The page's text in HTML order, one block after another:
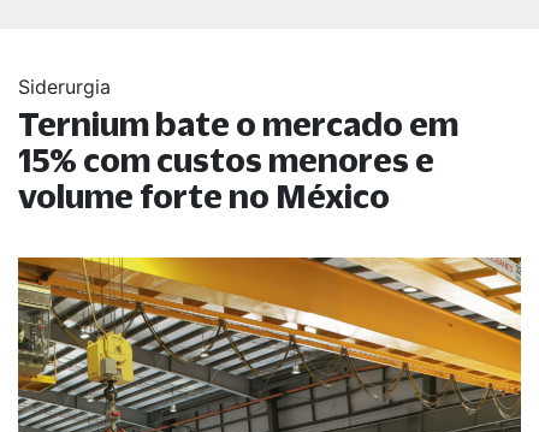
Siderurgia
Ternium bate o mercado em
15% com custos menores e
volume forte no México